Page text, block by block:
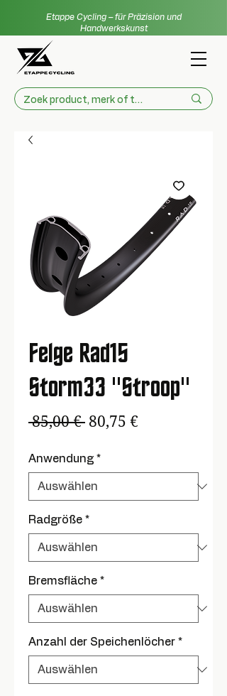
Etappe Cycling – für Präzision und
Handwerkskunst
Felge Rad15
Storm33 "Stroop"
85,00 € Standardpreis
80,75 €
Anwendung *
Radgröße *
Bremsfläche *
Anzahl der Speichenlöcher *